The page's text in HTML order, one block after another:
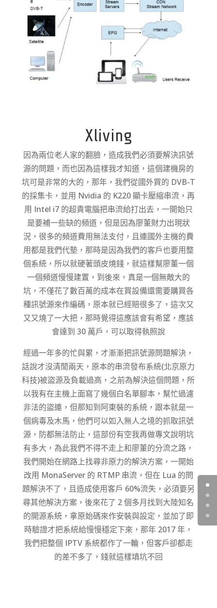
Xliving
因為兩位老人家的翻臉，造成我們必須要解決訊號
源的問題，而也因為這樣我才知道，這個建機房的
坑可是非常的大的，那年，我們從國外買的 DVB-T
的採集卡，並用 Nvidia 的 K220 顯卡壓縮串流，再
用 Intel i7 的超貴電腦把串流給打出去，一開始只
是要補一些缺的頻道，但是因為廖董財力出現狀
況，很多的頻道費用無法支付，且連國外主機的費
用都是我們代墊，那時是因為我們的客戶也要用整
個系統，所以就硬著頭皮燒錢，就這樣幫廖董一個
一個頻道慢慢建置，到後來，真是一個無敵大的
坑，不僅花了數百萬的成本在買設備還需要購買各
種訊號源來作編碼，原本就已經賠很多了，這次又
又又燒了一大把，那時覺得這應該會有希望，應該
會達到 30 萬戶，可以取得執照說
經過一年多的忙與累，才漸漸把訊號源問題解決，
話說才沒清閒兩天，原本的串流發布系統(北京原力
科技)被盜源及負載過高，之前為解決這個問題，所
以我有在主機上面寫了幾個白名單腳本，幫忙過濾
非法的盜連，但那知到阿東裝的系統，跟本就是一
個病毒及木馬，他們可以如入無人之境的抓取訊號
源，防都無法防止，這部份有空我再做專文說明坑
有多大，為此我們不得不走上和廖董的分流之路，
我們開始在網路上找尋非原力的解決方案，一開始
改用 MonaServer 的 RTMP 串流，但在 Lua 的問
題解決不了，且造成使用客戶 60%流失，必須要另
尋其他解決方案，後來花了 2 個多月找到大陸知名
的開源系統，拿原始碼來作安裝與設定，並加了即
時驗證才把系統給慢慢穩定下來，那年 2017 年，
我們把整個 IPTV 系統都作了一輪，但客戶卻都走
的差不多了，錢就這樣填坑不回